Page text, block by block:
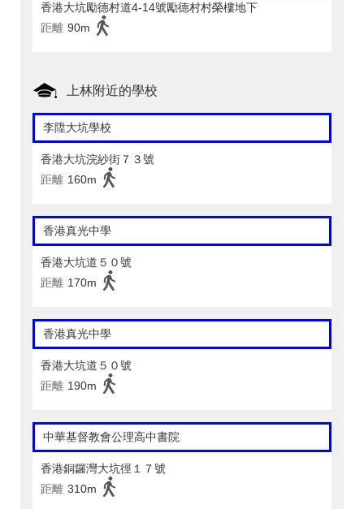
香港大坑勵德村道4-14號勵德村村榮樓地下
距離 90m
上林附近的學校
李陞大坑學校
香港大坑浣紗街７３號
距離 160m
香港真光中學
香港大坑道５０號
距離 170m
香港真光中學
香港大坑道５０號
距離 190m
中華基督教會公理高中書院
香港銅鑼灣大坑徑１７號
距離 310m